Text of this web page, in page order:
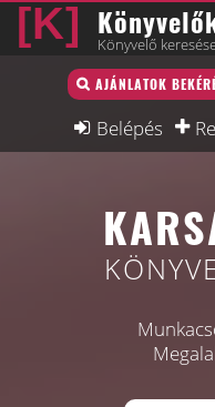
Könyvelő
AJÁNLATOK
Belépés
Könyvelő lista
Könyvelési munkák